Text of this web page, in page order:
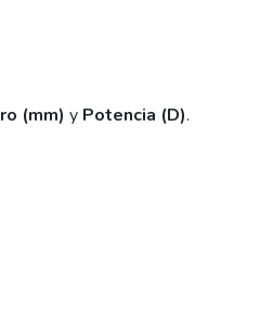
(mm) y Potencia (D).